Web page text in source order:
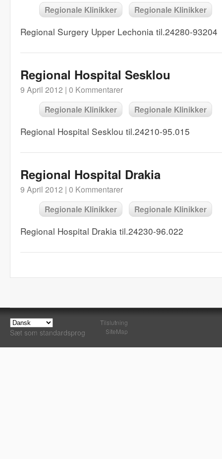
Regionale Klinikker Regionale Klinikker
Regional Surgery Upper Lechonia til.24280-93204
Regional Hospital Sesklou
9 April 2012 | 0 Kommentarer
Regionale Klinikker Regionale Klinikker
Regional Hospital Sesklou til.24210-95.015
Regional Hospital Drakia
9 April 2012 | 0 Kommentarer
Regionale Klinikker Regionale Klinikker
Regional Hospital Drakia til.24230-96.022
Sæt som standardsprog
Tilslutning
SiteMap